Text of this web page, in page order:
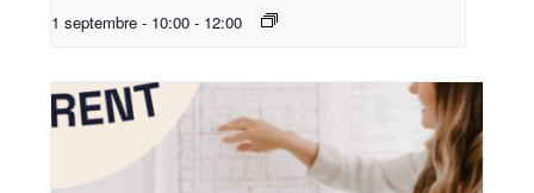
1 septembre - 10:00 - 12:00